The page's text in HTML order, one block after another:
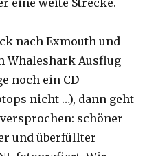
nach Exmouth und
Whaleshark Ausflug
noch ein CD-
nicht …), dann geht
versprochen: schöner
und überfüllter